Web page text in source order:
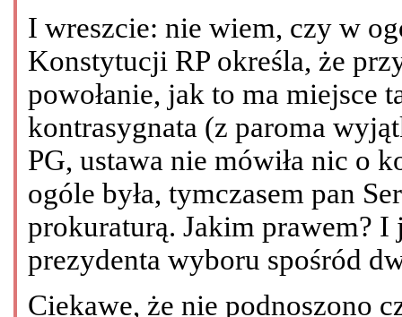
I wreszcie: nie wiem, czy w
Konstytucji RP określa, że
powołanie, jak to ma miejsce
kontrasygnata (z paroma
PG, ustawa nie mówiła nic o
ogóle była, tymczasem pan
prokuraturą. Jakim prawem?
prezydenta wyboru spośród
Ciekawe, że nie podnoszono